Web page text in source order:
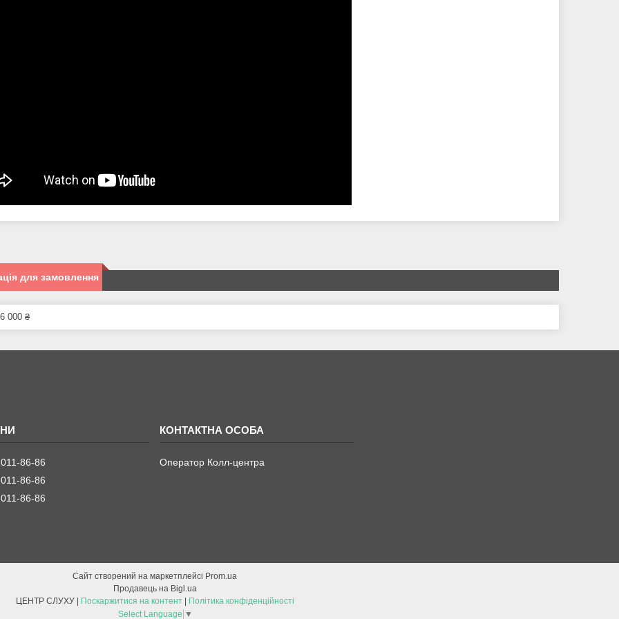
для замовлення
000 ₴
86-86
86-86
86-86
Оператор Колл-центра
Сайт створений на маркетплейсі Prom.ua
Продавець на Bigl.ua
ЦЕНТР СЛУХУ | Поскаржитися на контент | Політика конфіденційності
Select Language ▼